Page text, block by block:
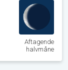
Aftagende
halvmåne